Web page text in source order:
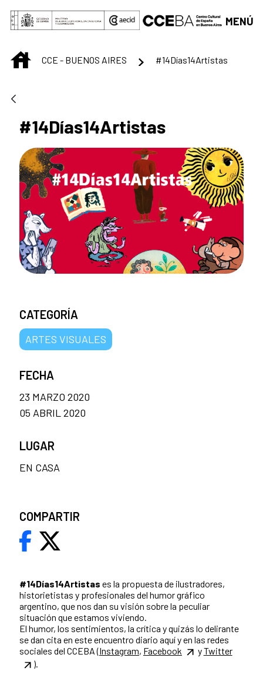
Saltar al contenido principal
MENÚ
INICIOCCE - BUENOS AIRES #14Días14Artistas
#14Días14Artistas
#14Días14Artistas es la propuesta de ilustradores,
historietistas y profesionales del humor gráfico
argentino, que nos dan su visión sobre la peculiar
situación que estamos viviendo.
El humor, los sentimientos, la crítica y quizás lo delirante
se dan cita en este encuentro diario aquí y en las redes
sociales del CCEBA (Instagram, Facebook yTwitter
).
CATEGORÍA
ARTES VISUALES
FECHA
23 MARZO 2020
05 ABRIL 2020
LUGAR
EN CASA
COMPARTIR